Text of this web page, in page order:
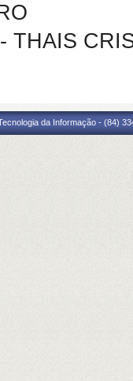
THAIS
da Informação - (84)